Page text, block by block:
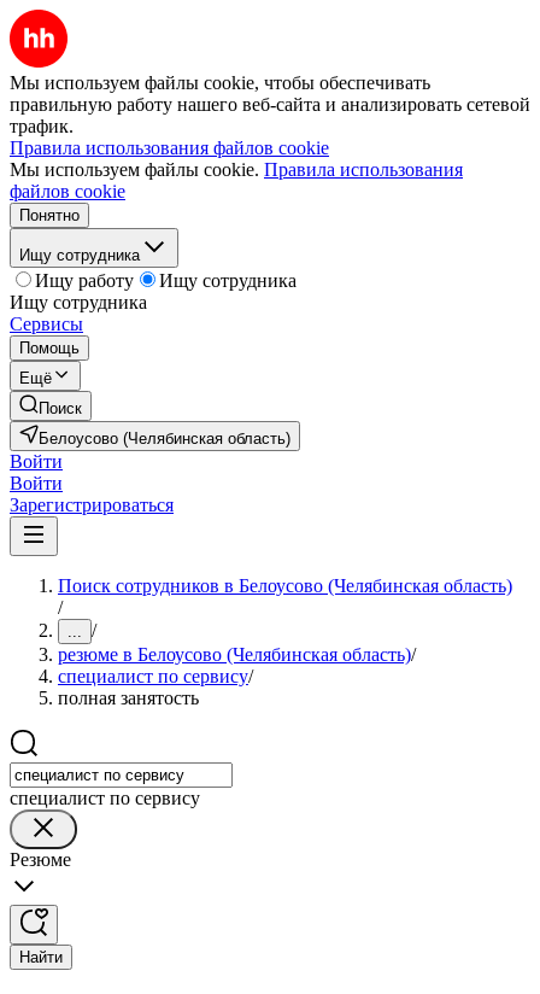
Мы используем файлы cookie, чтобы обеспечивать
правильную работу нашего веб-сайта и анализировать сетевой
трафик.
Правила использования файлов cookie
Мы используем файлы cookie. Правила использования
файлов cookie
Понятно
Ищу сотрудника
Ищу работу
Ищу сотрудника
Ищу сотрудника
Сервисы
Помощь
Ещё
Поиск
Белоусово (Челябинская область)
Войти
Войти
Зарегистрироваться
Поиск сотрудников в Белоусово (Челябинская область)
/
... /
резюме в Белоусово (Челябинская область)/
специалист по сервису/
полная занятость
специалист по сервису
Резюме
Найти